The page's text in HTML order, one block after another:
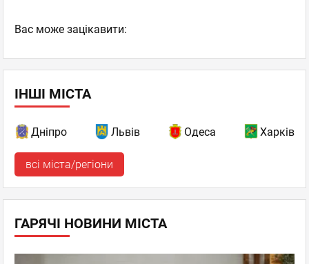
Вас може зацікавити:
ІНШІ МІСТА
Дніпро Львів Одеса Харків
всі міста/регіони
ГАРЯЧІ НОВИНИ МІСТА